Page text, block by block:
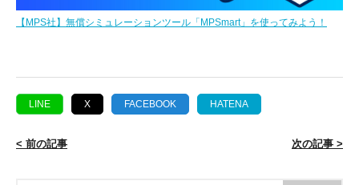
【MPS社】無償シミュレーションツール「MPSmart」を使ってみよう！
LINE X FACEBOOK HATENA
< 前の記事 次の記事 >